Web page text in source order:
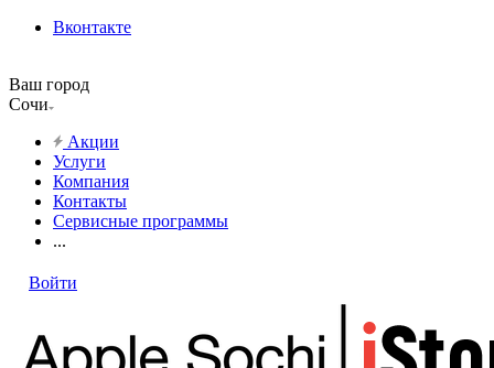
Вконтакте
Ваш город
Сочи
Акции
Услуги
Компания
Контакты
Сервисные программы
...
Войти